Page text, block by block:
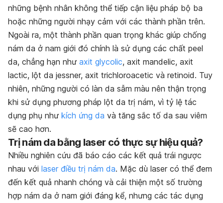
những bệnh nhân không thể tiếp cận liệu pháp bộ ba
hoặc những người nhạy cảm với các thành phần trên.
Ngoài ra, một thành phần quan trọng khác giúp chống
nám da ở nam giới đó chính là sử dụng các chất peel
da, chẳng hạn như axit glycolic, axit mandelic, axit
lactic, lột da jessner, axit trichloroacetic và retinoid. Tuy
nhiên, những người có làn da sẫm màu nên thận trọng
khi sử dụng phương pháp lột da trị nám, vì tỷ lệ tác
dụng phụ như kích ứng da và tăng sắc tố da sau viêm
sẽ cao hơn.
Trị nám da bằng laser có thực sự hiệu quả?
Nhiều nghiên cứu đã báo cáo các kết quả trái ngược
nhau với laser điều trị nám da. Mặc dù laser có thể đem
đến kết quả nhanh chóng và cải thiện một số trường
hợp nám da ở nam giới đáng kể, nhưng các tác dụng